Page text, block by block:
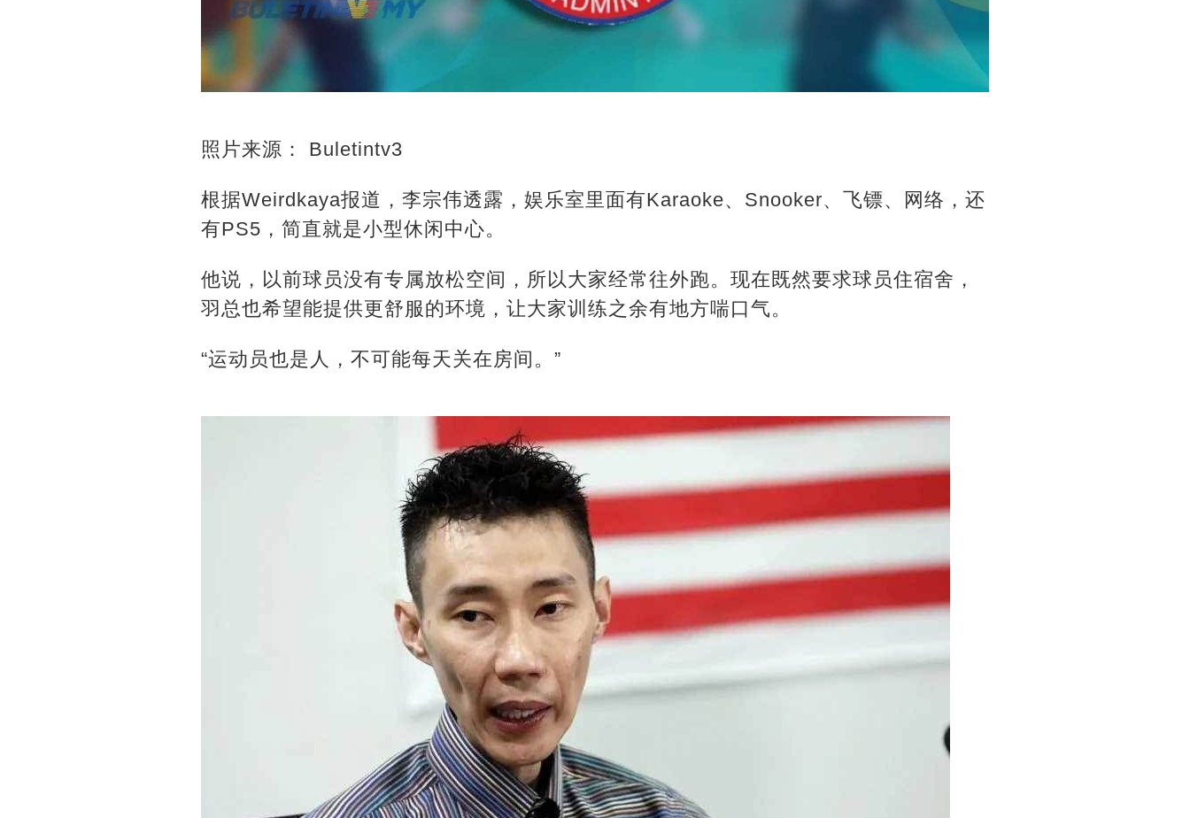
照片来源： Buletintv3
根据Weirdkaya报道，李宗伟透露，娱乐室里面有Karaoke、Snooker、飞镖、网络，还
有PS5，简直就是小型休闲中心。
他说，以前球员没有专属放松空间，所以大家经常往外跑。现在既然要求球员住宿舍，
羽总也希望能提供更舒服的环境，让大家训练之余有地方喘口气。
“运动员也是人，不可能每天关在房间。”